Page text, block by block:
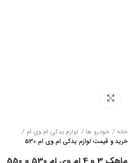
خانه خودرو ها
لوازم یدکی ام وی ام
خرید و قیمت لوازم یدکی ام وی ام 530